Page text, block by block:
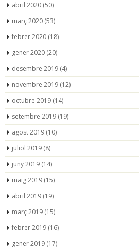
abril 2020 (50)
març 2020 (53)
febrer 2020 (18)
gener 2020 (20)
desembre 2019 (4)
novembre 2019 (12)
octubre 2019 (14)
setembre 2019 (19)
agost 2019 (10)
juliol 2019 (8)
juny 2019 (14)
maig 2019 (15)
abril 2019 (19)
març 2019 (15)
febrer 2019 (16)
gener 2019 (17)